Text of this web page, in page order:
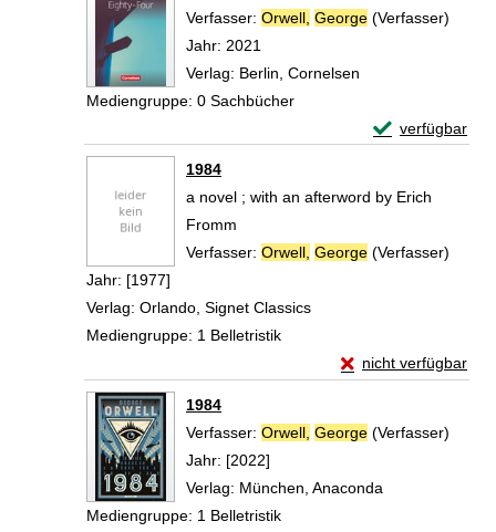
Verfasser: Orwell, George (Verfasser)
Jahr: 2021
Verlag: Berlin, Cornelsen
Mediengruppe: 0 Sachbücher
verfügbar
Exemplar-
1984
a novel ; with an afterword by Erich
Fromm
Verfasser: Orwell, George (Verfasser)
Jahr: [1977]
Verlag: Orlando, Signet Classics
Mediengruppe: 1 Belletristik
nicht verfügbar
Exemplar-Details
1984
Verfasser: Orwell, George (Verfasser)
Jahr: [2022]
Verlag: München, Anaconda
Mediengruppe: 1 Belletristik